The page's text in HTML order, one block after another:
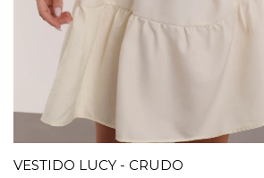
VESTIDO LUCY - CRUDO